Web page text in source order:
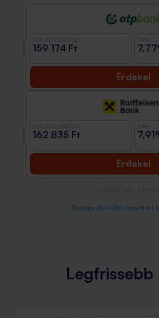
159 174 Ft
Érdekel
162 835 Ft
Érdekel
További Bank360 lakáshitel